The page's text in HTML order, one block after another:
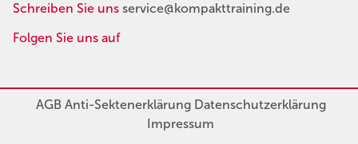
Schreiben Sie uns service@kompakttraining.de
Folgen Sie uns auf
AGBAnti-SektenerklärungDatenschutzerklärung
Impressum